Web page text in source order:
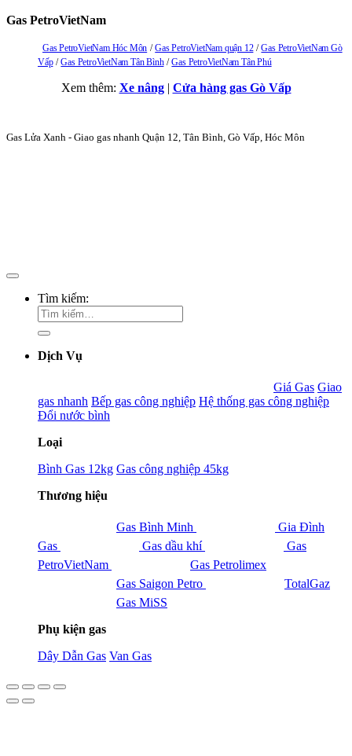
Gas PetroVietNam
Gas PetroVietNam Hóc Môn Gas PetroVietNam quận 12
Gas PetroVietNam Gò
Vấp
Gas PetroVietNam Tân Bình Gas PetroVietNam Tân Phú
Xem thêm: Xe nâng| Cửa hàng gas Gò Vấp
Gas Lửa Xanh - Giao gas nhanh Quận 12, Tân Bình, Gò Vấp, Hóc Môn
Tìm kiếm:
Dịch Vụ
Giá Gas Giao
gas nhanh Bếp gas công nghiệp Hệ thống gas công nghiệp
Đổi nước bình
Loại
Bình Gas 12kg Gas công nghiệp 45kg
Thương hiệu
Gas Bình Minh
Gia Đình
Gas
Gas dầu khí
Gas
PetroVietNam
Gas Petrolimex
Gas Saigon Petro
TotalGaz
Gas MiSS
Phụ kiện gas
Dây Dẫn Gas Van Gas